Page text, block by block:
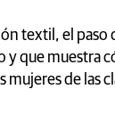
textil, el paso
y que muestra
mujeres de las